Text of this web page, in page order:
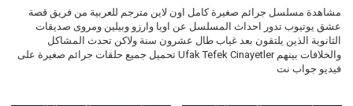
مشاهدة مسلسل جرائم صغيرة كامل اون لاين مترجم للعربية من فريق قصة
عشق يوتيوب تدور احداث المسلسل عن اويا وارزو وبيلين ومروى صديقات
الثانوية الذين يلتقون بعد غياب طال عشرون سنة ولاكن تحدث المشاكل
والخلافات بينهم Ufak Tefek Cinayetler تحميل جميع حلقات جرائم صغيرة على
فيديو جواب نت